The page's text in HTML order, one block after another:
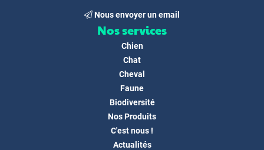
Nous envoyer un email
Nos services
Chien
Chat
Cheval
Faune
Biodiversité
Nos Produits
C'est nous !
Actualités